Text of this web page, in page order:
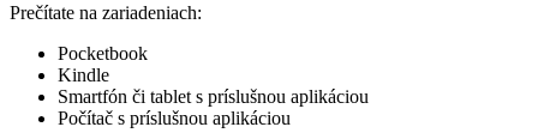
Prečítate na zariadeniach:
Pocketbook
Kindle
Smartfón či tablet s príslušnou aplikáciou
Počítač s príslušnou aplikáciou